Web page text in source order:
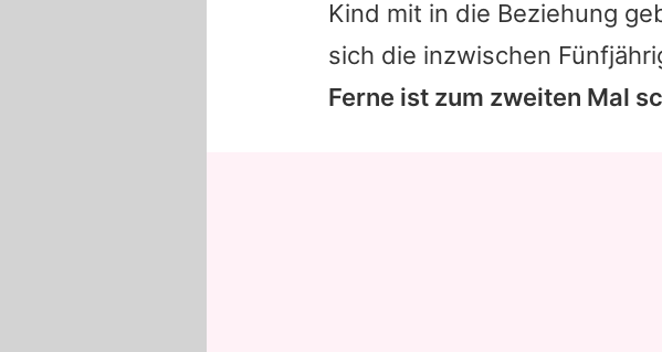
Kind mit in die Beziehung
sich die inzwischen
Ferne ist zum zweiten Mal